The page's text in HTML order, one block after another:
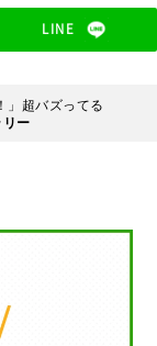
LINE
」超バズってる
リー